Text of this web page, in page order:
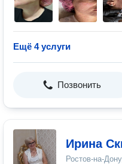
Ещё 4 услуги
Позвонить
Ирина
Ростов-на-